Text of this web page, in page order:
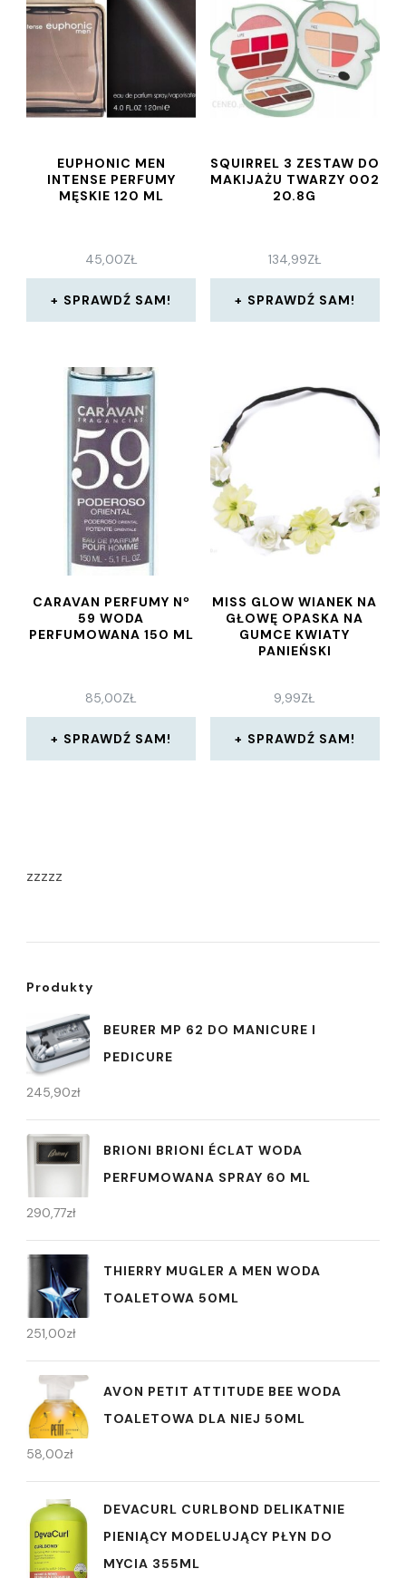
EUPHONIC MEN
INTENSE PERFUMY
MĘSKIE 120 ML
45,00ZŁ
SPRAWDŹ SAM!
SQUIRREL 3 ZESTAW DO
MAKIJAŻU TWARZY 002
20.8G
134,99ZŁ
SPRAWDŹ SAM!
CARAVAN PERFUMY Nº
59 WODA
PERFUMOWANA 150 ML
85,00ZŁ
SPRAWDŹ SAM!
MISS GLOW WIANEK NA
GŁOWĘ OPASKA NA
GUMCE KWIATY
PANIEŃSKI
9,99ZŁ
SPRAWDŹ SAM!
zzzzz
Produkty
BEURER MP 62 DO MANICURE I
PEDICURE
245,90zł
BRIONI BRIONI ÉCLAT WODA
PERFUMOWANA SPRAY 60 ML
290,77zł
THIERRY MUGLER A MEN WODA
TOALETOWA 50ML
251,00zł
AVON PETIT ATTITUDE BEE WODA
TOALETOWA DLA NIEJ 50ML
58,00zł
DEVACURL CURLBOND DELIKATNIE
PIENIĄCY MODELUJĄCY PŁYN DO
MYCIA 355ML